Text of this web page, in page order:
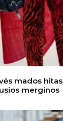
mados
merginos